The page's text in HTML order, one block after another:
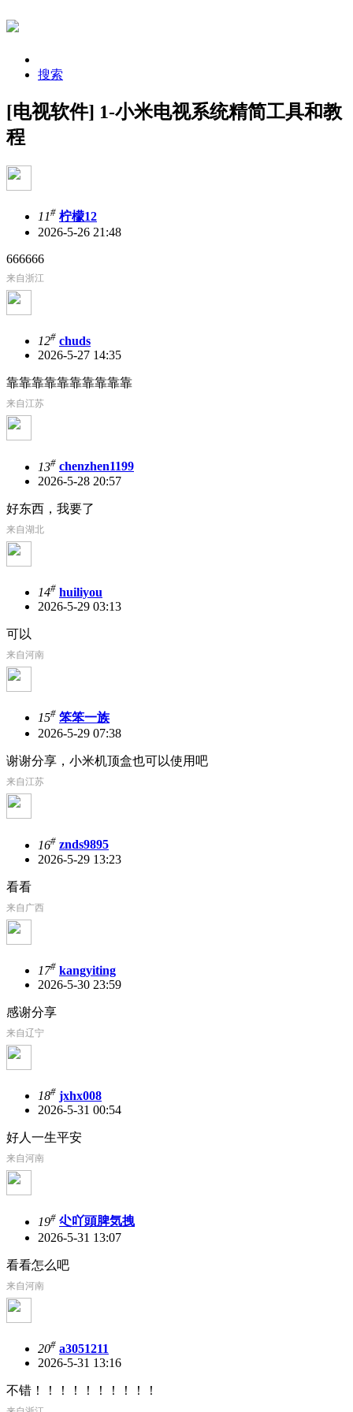
搜索
[电视软件] 1-小米电视系统精简工具和教
程
11# 柠檬12
2026-5-26 21:48
666666
来自浙江
12# chuds
2026-5-27 14:35
靠靠靠靠靠靠靠靠靠靠
来自江苏
13# chenzhen1199
2026-5-28 20:57
好东西，我要了
来自湖北
14# huiliyou
2026-5-29 03:13
可以
来自河南
15# 笨笨一族
2026-5-29 07:38
谢谢分享，小米机顶盒也可以使用吧
来自江苏
16# znds9895
2026-5-29 13:23
看看
来自广西
17# kangyiting
2026-5-30 23:59
感谢分享
来自辽宁
18# jxhx008
2026-5-31 00:54
好人一生平安
来自河南
19# 尐吖頭脾気拽
2026-5-31 13:07
看看怎么吧
来自河南
20# a3051211
2026-5-31 13:16
不错！！！！！！！！！！